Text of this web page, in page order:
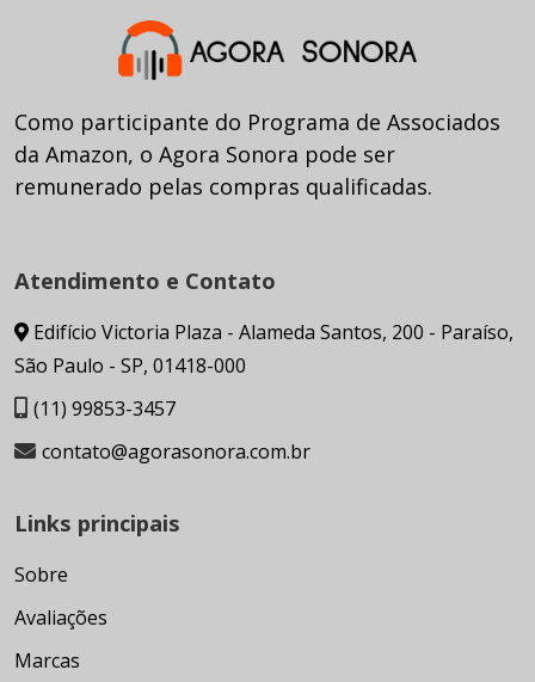
Como participante do Programa de Associados
da Amazon, o Agora Sonora pode ser
remunerado pelas compras qualificadas.
Atendimento e Contato
Edifício Victoria Plaza - Alameda Santos, 200 - Paraíso,
São Paulo - SP, 01418-000
(11) 99853-3457
contato@agorasonora.com.br
Links principais
Sobre
Avaliações
Marcas